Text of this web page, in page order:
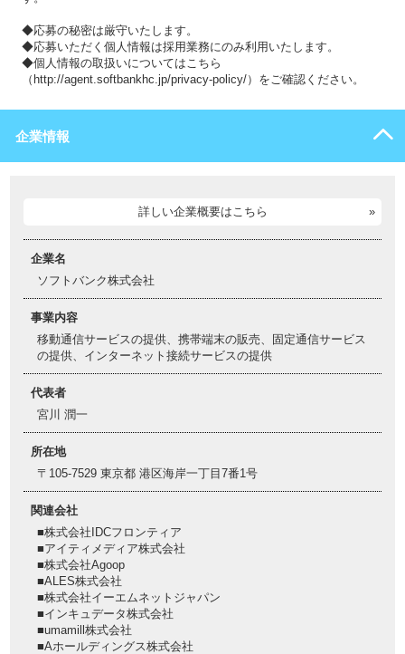
◆応募の秘密は厳守いたします。
◆応募いただく個人情報は採用業務にのみ利用いたします。
◆個人情報の取扱いについてはこちら
（http://agent.softbankhc.jp/privacy-policy/）をご確認ください。
企業情報
詳しい企業概要はこちら
企業名
ソフトバンク株式会社
事業内容
移動通信サービスの提供、携帯端末の販売、固定通信サービス
の提供、インターネット接続サービスの提供
代表者
宮川 潤一
所在地
〒105-7529 東京都 港区海岸一丁目7番1号
関連会社
■株式会社IDCフロンティア
■アイティメディア株式会社
■株式会社Agoop
■ALES株式会社
■株式会社イーエムネットジャパン
■インキュデータ株式会社
■umamill株式会社
■Aホールディングス株式会社